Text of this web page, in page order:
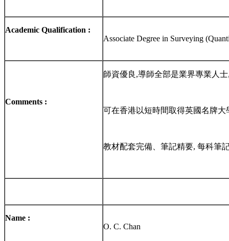
Academic Qualification :
Associate Degree in Surveying
Comments :
師資優良,導師全部是業界專業人
可在香港以短時間取得英國名牌
教材配套完備、筆記精要, 每科筆
Name :
O. C. Chan